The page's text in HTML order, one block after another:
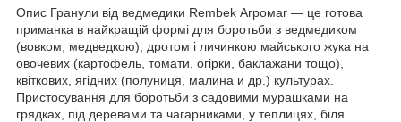
Опис Гранули від ведмедики Rembek Агромаг — це готова
приманка в найкращій формі для боротьби з ведмедиком
(вовком, медведкою), дротом і личинкою майського жука на
овочевих (картофель, томати, огірки, баклажани тощо),
квіткових, ягідних (полуниця, малина и др.) культурах.
Пристосування для боротьби з садовими мурашками на
грядках, під деревами та чагарниками, у теплицях, біля